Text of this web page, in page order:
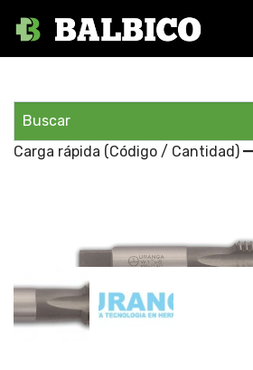
Carga rápida (Código / Cantidad)